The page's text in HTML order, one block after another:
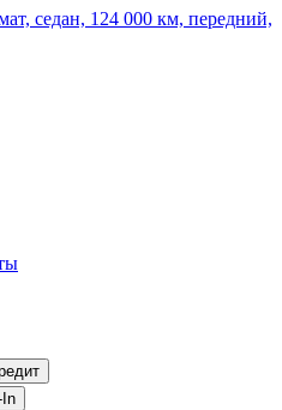
седан, 124 000 км, передний,
In